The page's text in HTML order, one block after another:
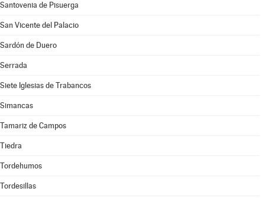
Santovenia de Pisuerga
San Vicente del Palacio
Sardón de Duero
Serrada
Siete Iglesias de Trabancos
Simancas
Tamariz de Campos
Tiedra
Tordehumos
Tordesillas